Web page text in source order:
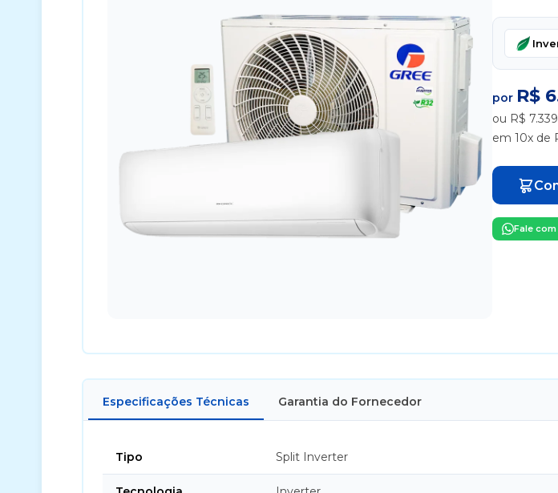
por R$
ou R$
em 10x de
Fale
Especificações Técnicas Garantia do Fornecedor
Tipo Split Inverter